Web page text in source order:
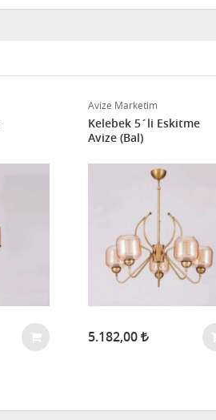
Avize Marketim
Kelebek 5´li Eskitme
Avize (Bal)
5.182,00